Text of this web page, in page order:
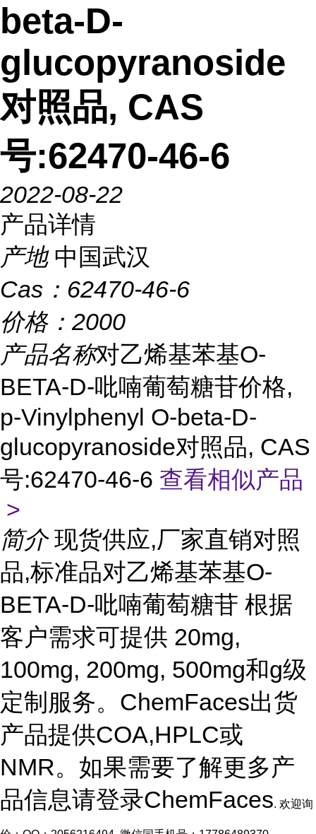
beta-D-
glucopyranoside
对照品, CAS
号:62470-46-6
2022-08-22
产品详情
产地 中国武汉
Cas： 62470-46-6
价格： 2000
产品名称对乙烯基苯基O-
BETA-D-吡喃葡萄糖苷价格,
p-Vinylphenyl O-beta-D-
glucopyranoside对照品, CAS
号:62470-46-6 查看相似产品
>
简介 现货供应,厂家直销对照
品,标准品对乙烯基苯基O-
BETA-D-吡喃葡萄糖苷 根据
客户需求可提供 20mg,
100mg, 200mg, 500mg和g级
定制服务。ChemFaces出货
产品提供COA,HPLC或
NMR。如果需要了解更多产
品信息请登录ChemFaces. 欢迎询